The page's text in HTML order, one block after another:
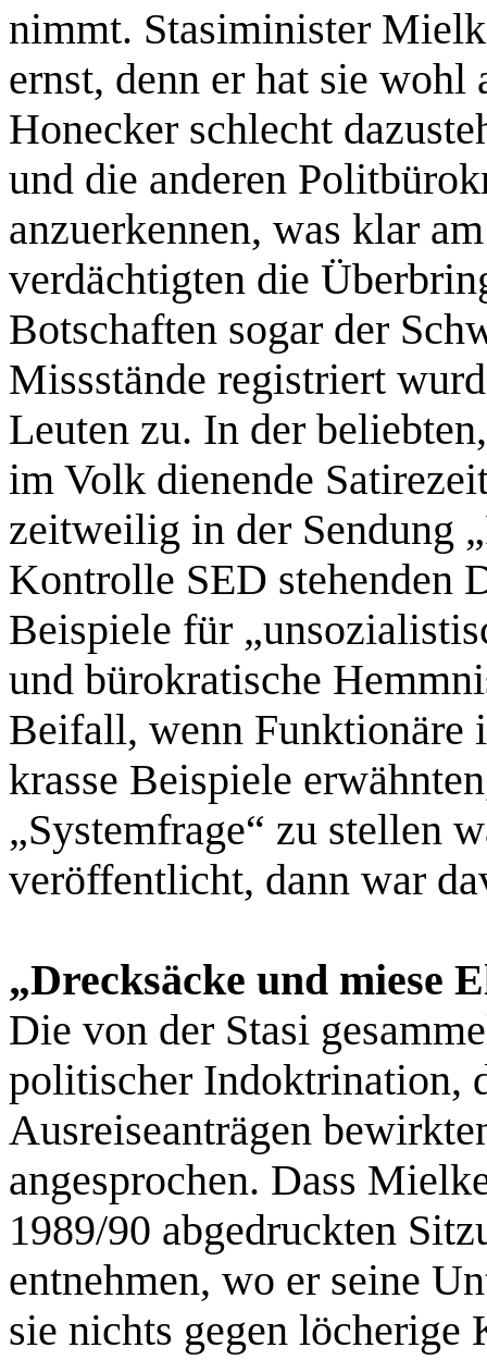
nimmt. Stasiminister
ernst, denn er hat sie wohl
Honecker schlecht
und die anderen
anzuerkennen, was klar
verdächtigten die
Botschaften sogar der
Missstände registriert
Leuten zu. In der
im Volk dienende
zeitweilig in der Sendung
Kontrolle SED stehenden
Beispiele für
und bürokratische
Beifall, wenn Funktionäre
krasse Beispiele
„Systemfrage“ zu stellen
veröffentlicht, dann war
„Drecksäcke und miese
Die von der Stasi
politischer Indoktrination,
Ausreiseanträgen
angesprochen. Dass
1989/90 abgedruckten
entnehmen, wo er seine
sie nichts gegen löcherige